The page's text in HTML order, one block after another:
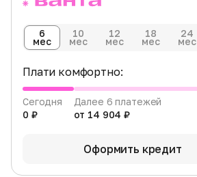
6
мес
10
мес
12
мес
18
мес
24
мес
Плати комфортно:
Сегодня
0 ₽
Далее 6 платежей
от 14 904 ₽
Оформить кредит